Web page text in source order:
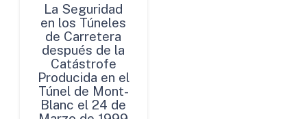
La Seguridad
en los Túneles
de Carretera
después de la
Catástrofe
Producida en el
Túnel de Mont-
Blanc el 24 de